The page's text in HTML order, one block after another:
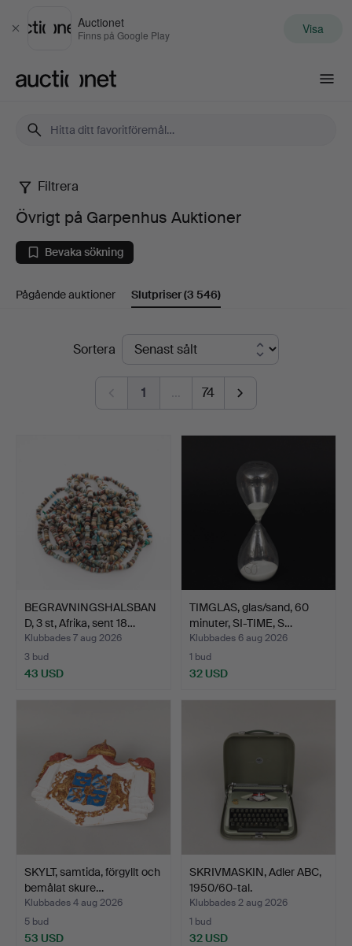
Stäng
Auctionet
Finns på Google Play Visa
Övrigt
på
Garpenhus
Auktioner
Filtrera
Övrigt på Garpenhus Auktioner
Bevaka sökning
Pågående auktioner Slutpriser(3 546)
SlutpriserSortera
1 … 74
BEGRAVNINGSHALSBAN
D, 3 st, Afrika, sent 18…
Klubbades 7 aug 2026
3 bud
43 USD
TIMGLAS, glas/sand, 60
minuter, SI-TIME, S…
Klubbades 6 aug 2026
1 bud
32 USD
SKYLT, samtida, förgyllt och
bemålat skure…
Klubbades 4 aug 2026
5 bud
53 USD
SKRIVMASKIN, Adler ABC,
1950/60-tal.
Klubbades 2 aug 2026
1 bud
32 USD